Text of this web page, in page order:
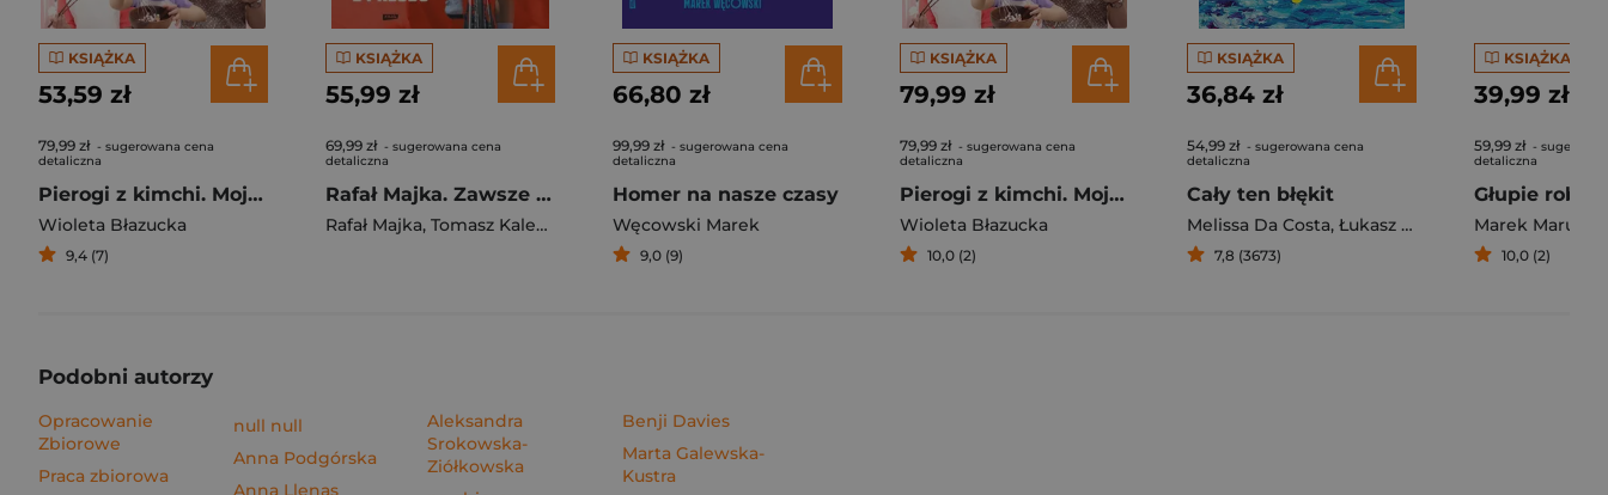
KSIĄŻKA
53,59 zł
79,99 zł - sugerowana cena
detaliczna
Pierogi z kimchi. Moje ulubione azjatyckie przepisy
Wioleta Błazucka
9,4 (7)
KSIĄŻKA
55,99 zł
69,99 zł - sugerowana cena
detaliczna
Rafał Majka. Zawsze z przodu. Rozmawia Tomasz Kalemba - książka z autografem
Rafał Majka, Tomasz Kalemba
KSIĄŻKA
66,80 zł
99,99 zł - sugerowana cena
detaliczna
Homer na nasze czasy
Węcowski Marek
9,0 (9)
KSIĄŻKA
79,99 zł
79,99 zł - sugerowana cena
detaliczna
Pierogi z kimchi. Moje ulubione azjatyckie przepisy - książka z autografem
Wioleta Błazucka
10,0 (2)
KSIĄŻKA
36,84 zł
54,99 zł - sugerowana cena
detaliczna
Cały ten błękit
Melissa Da Costa, Łukasz Müller
7,8 (3673)
KSIĄŻKA
39,99 zł
59,99 zł -
detaliczna
Marek
10,0 (2)
Podobni autorzy
Opracowanie
Zbiorowe
Praca zbiorowa
null null
Anna Podgórska
Anna Llenas
Aleksandra
Srokowska-
Ziółkowska
Benji Davies
Marta Galewska-
Kustra